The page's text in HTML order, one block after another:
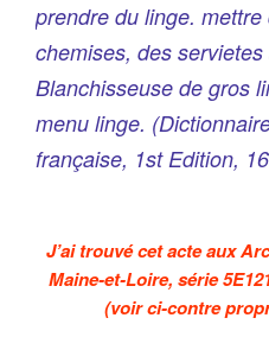
prendre du linge.
chemises, des
Blanchisseuse de gros
menu linge. (
française, 1st Edition,
J’ai trouvé cet acte aux
Maine-et-Loire, série
(voir ci-contre